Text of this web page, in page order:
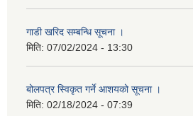
गाडी खरिद सम्बन्धि सूचना ।
मिति: 07/02/2024 - 13:30
बोलपत्र स्विकृत गर्ने आशयको सूचना ।
मिति: 02/18/2024 - 07:39